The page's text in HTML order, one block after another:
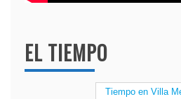
EL TIEMPO